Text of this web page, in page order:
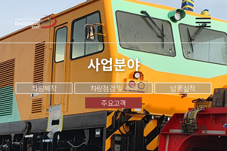
사업분야
차량제작 차량점검 및 수리
납품실적
주요고객